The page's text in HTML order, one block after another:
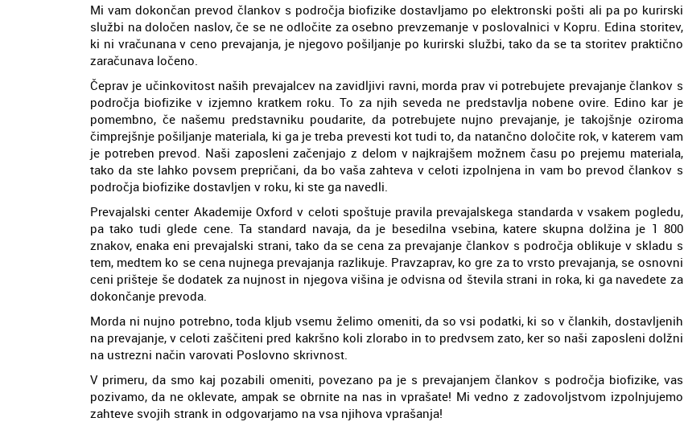
Mi vam dokončan prevod člankov s področja biofizike dostavljamo po elektronski pošti ali pa po kurirski
službi na določen naslov, če se ne odločite za osebno prevzemanje v poslovalnici v Kopru. Edina storitev,
ki ni vračunana v ceno prevajanja, je njegovo pošiljanje po kurirski službi, tako da se ta storitev praktično
zaračunava ločeno.
Čeprav je učinkovitost naših prevajalcev na zavidljivi ravni, morda prav vi potrebujete prevajanje člankov s
področja biofizike v izjemno kratkem roku. To za njih seveda ne predstavlja nobene ovire. Edino kar je
pomembno, če našemu predstavniku poudarite, da potrebujete nujno prevajanje, je takojšnje oziroma
čimprejšnje pošiljanje materiala, ki ga je treba prevesti kot tudi to, da natančno določite rok, v katerem vam
je potreben prevod. Naši zaposleni začenjajo z delom v najkrajšem možnem času po prejemu materiala,
tako da ste lahko povsem prepričani, da bo vaša zahteva v celoti izpolnjena in vam bo prevod člankov s
področja biofizike dostavljen v roku, ki ste ga navedli.
Prevajalski center Akademije Oxford v celoti spoštuje pravila prevajalskega standarda v vsakem pogledu,
pa tako tudi glede cene. Ta standard navaja, da je besedilna vsebina, katere skupna dolžina je 1 800
znakov, enaka eni prevajalski strani, tako da se cena za prevajanje člankov s področja oblikuje v skladu s
tem, medtem ko se cena nujnega prevajanja razlikuje. Pravzaprav, ko gre za to vrsto prevajanja, se osnovni
ceni prišteje še dodatek za nujnost in njegova višina je odvisna od števila strani in roka, ki ga navedete za
dokončanje prevoda.
Morda ni nujno potrebno, toda kljub vsemu želimo omeniti, da so vsi podatki, ki so v člankih, dostavljenih
na prevajanje, v celoti zaščiteni pred kakršno koli zlorabo in to predvsem zato, ker so naši zaposleni dolžni
na ustrezni način varovati Poslovno skrivnost.
V primeru, da smo kaj pozabili omeniti, povezano pa je s prevajanjem člankov s področja biofizike, vas
pozivamo, da ne oklevate, ampak se obrnite na nas in vprašate! Mi vedno z zadovoljstvom izpolnjujemo
zahteve svojih strank in odgovarjamo na vsa njihova vprašanja!